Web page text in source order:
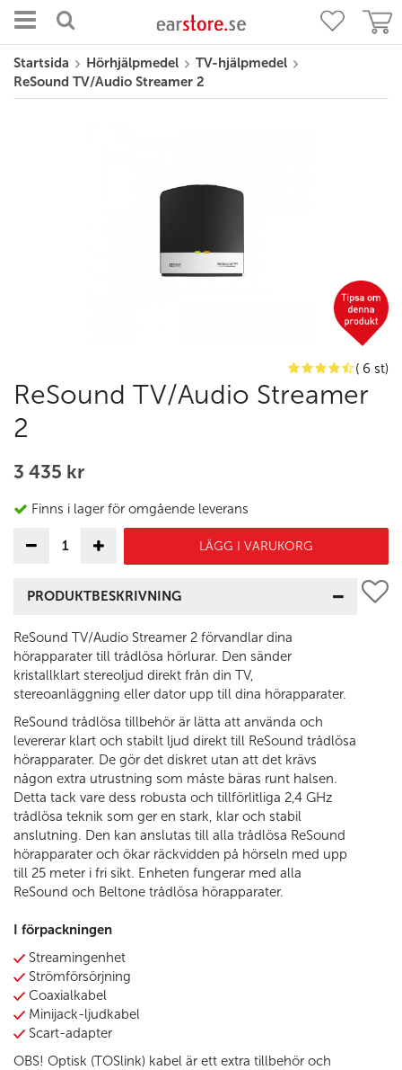
Startsida Hörhjälpmedel
TV-hjälpmedel
ReSound TV/Audio Streamer 2
( 6 st)
ReSound TV/Audio Streamer
2
3 435 kr
Finns i lager för omgående leverans
LÄGG I VARUKORG
PRODUKTBESKRIVNING
ReSound TV/Audio Streamer 2 förvandlar dina
hörapparater till trådlösa hörlurar. Den sänder
kristallklart stereoljud direkt från din TV,
stereoanläggning eller dator upp till dina hörapparater.
ReSound trådlösa tillbehör är lätta att använda och
levererar klart och stabilt ljud direkt till ReSound trådlösa
hörapparater. De gör det diskret utan att det krävs
någon extra utrustning som måste bäras runt halsen.
Detta tack vare dess robusta och tillförlitliga 2,4 GHz
trådlösa teknik som ger en stark, klar och stabil
anslutning. Den kan anslutas till alla trådlösa ReSound
hörapparater och ökar räckvidden på hörseln med upp
till 25 meter i fri sikt. Enheten fungerar med alla
ReSound och Beltone trådlösa hörapparater.
I förpackningen
Streamingenhet
Strömförsörjning
Coaxialkabel
Minijack-ljudkabel
Scart-adapter
OBS! Optisk (TOSlink) kabel är ett extra tillbehör och